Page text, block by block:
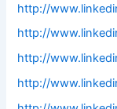
http://
http://
http://
http://